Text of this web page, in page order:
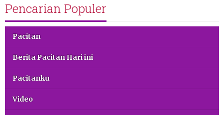
Pencarian Populer
Pacitan
Berita Pacitan Hari ini
Pacitanku
Video